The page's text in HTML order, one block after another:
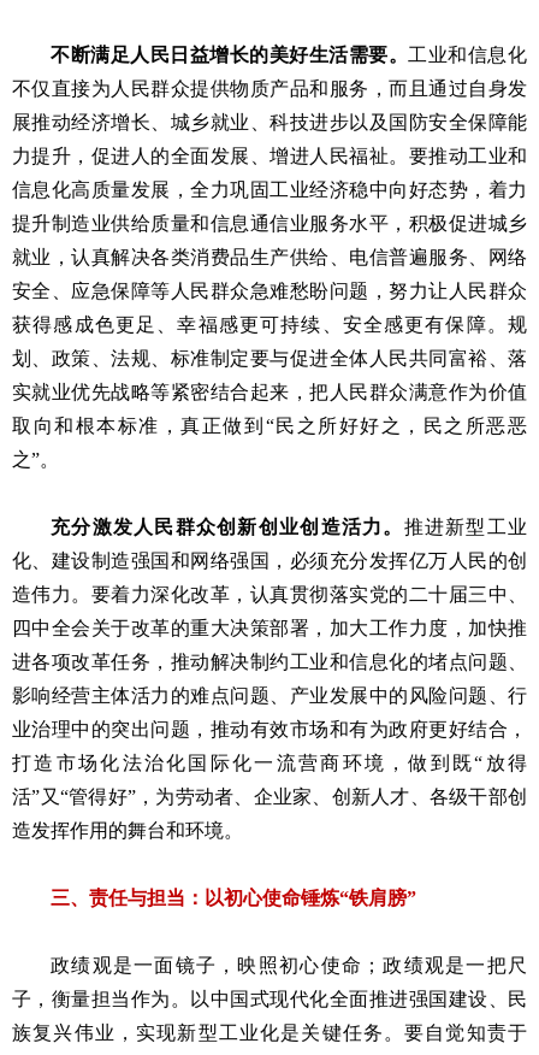
不断满足人民日益增长的美好生活需要。 工业和信息化
不仅直接为人民群众提供物质产品和服务，而且通过自身发
展推动经济增长、城乡就业、科技进步以及国防安全保障能
力提升，促进人的全面发展、增进人民福祉。要推动工业和
信息化高质量发展，全力巩固工业经济稳中向好态势，着力
提升制造业供给质量和信息通信业服务水平，积极促进城乡
就业，认真解决各类消费品生产供给、电信普遍服务、网络
安全、应急保障等人民群众急难愁盼问题，努力让人民群众
获得感成色更足、幸福感更可持续、安全感更有保障。规
划、政策、法规、标准制定要与促进全体人民共同富裕、落
实就业优先战略等紧密结合起来，把人民群众满意作为价值
取向和根本标准，真正做到“民之所好好之，民之所恶恶
之”。
充分激发人民群众创新创业创造活力。 推进新型工业
化、建设制造强国和网络强国，必须充分发挥亿万人民的创
造伟力。要着力深化改革，认真贯彻落实党的二十届三中、
四中全会关于改革的重大决策部署，加大工作力度，加快推
进各项改革任务，推动解决制约工业和信息化的堵点问题、
影响经营主体活力的难点问题、产业发展中的风险问题、行
业治理中的突出问题，推动有效市场和有为政府更好结合，
打造市场化法治化国际化一流营商环境，做到既“放得
活”又“管得好”，为劳动者、企业家、创新人才、各级干部创
造发挥作用的舞台和环境。
三、责任与担当：以初心使命锤炼“铁肩膀”
政绩观是一面镜子，映照初心使命；政绩观是一把尺
子，衡量担当作为。以中国式现代化全面推进强国建设、民
族复兴伟业，实现新型工业化是关键任务。要自觉知责于